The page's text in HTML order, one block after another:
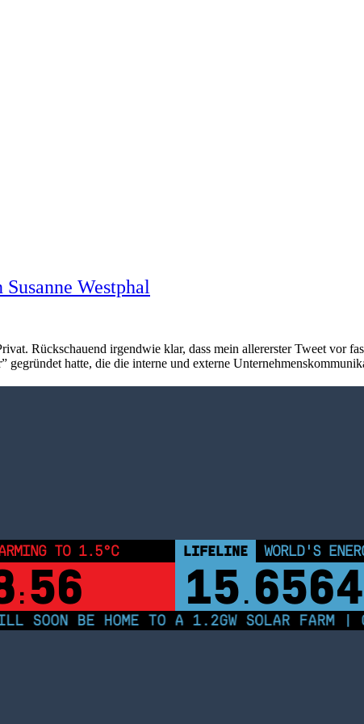
Westphal
Rückschauend irgendwie klar, dass mein allererster Tweet vor
gegründet hatte, die die interne und externe
TO 1.5°C
: 56
LIFELINE WORLD'S
15 .
BE HOME TO A 1.2GW SOLAR FARM |